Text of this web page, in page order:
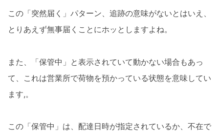
この「突然届く」パターン、追跡の意味がないとはいえ、
とりあえず無事届くことにホッとしますよね。
また、「保管中」と表示されていて動かない場合もあっ
て、これは営業所で荷物を預かっている状態を意味してい
ます,。
この「保管中」は、配達日時が指定されているか、不在で